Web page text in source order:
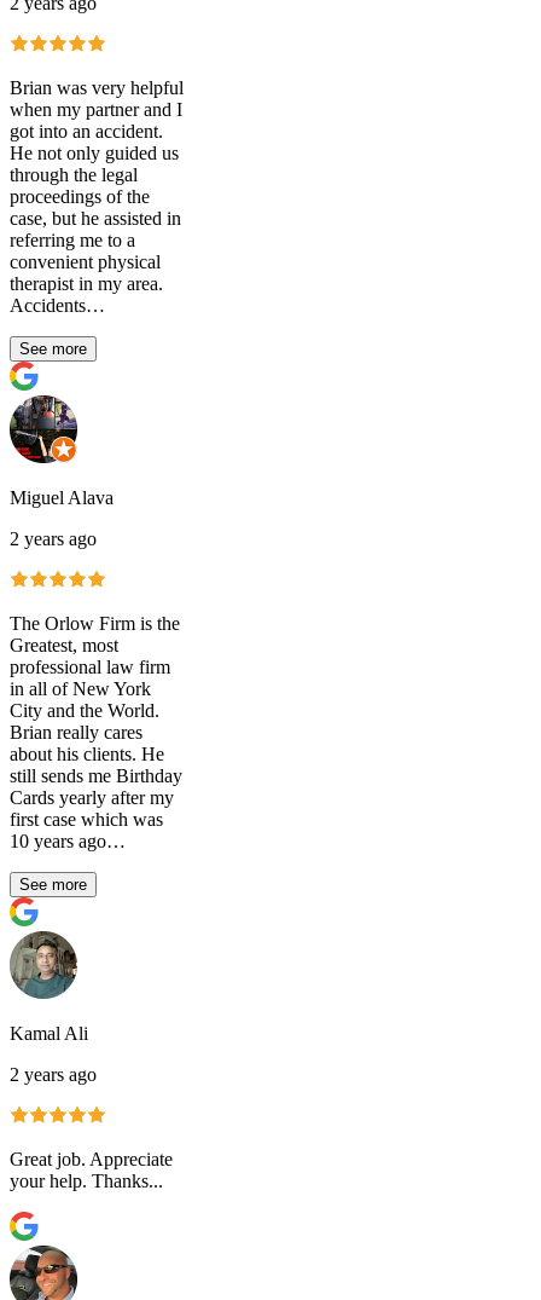
Brian was very helpful
when my partner and I
got into an accident.
He not only guided us
through the legal
proceedings of the
case, but he assisted in
referring me to a
convenient physical
therapist in my area.
Accidents…
See more
Miguel Alava
2 years ago
The Orlow Firm is the
Greatest, most
professional law firm
in all of New York
City and the World.
Brian really cares
about his clients. He
still sends me Birthday
Cards yearly after my
first case which was
10 years ago…
See more
Kamal Ali
2 years ago
Great job. Appreciate
your help. Thanks...